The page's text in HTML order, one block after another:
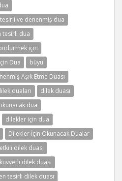
ve denenmiş dua
tesirli dua
için
Dua
büyü
Aşık Etme Duası
duaları
dilek duası
dua
dilekler için dua
Dilekler İçin Okunacak Dualar
dilek duası
dilek duası
en tesirli dilek duası